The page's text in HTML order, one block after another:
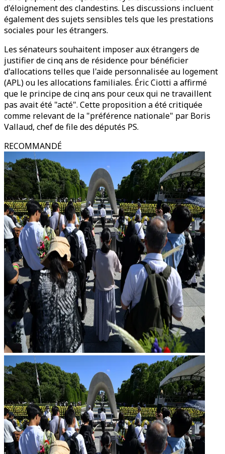
d'éloignement des clandestins. Les discussions incluent
également des sujets sensibles tels que les prestations
sociales pour les étrangers.
Les sénateurs souhaitent imposer aux étrangers de
justifier de cinq ans de résidence pour bénéficier
d'allocations telles que l'aide personnalisée au logement
(APL) ou les allocations familiales. Éric Ciotti a affirmé
que le principe de cinq ans pour ceux qui ne travaillent
pas avait été "acté". Cette proposition a été critiquée
comme relevant de la "préférence nationale" par Boris
Vallaud, chef de file des députés PS.
RECOMMANDÉ